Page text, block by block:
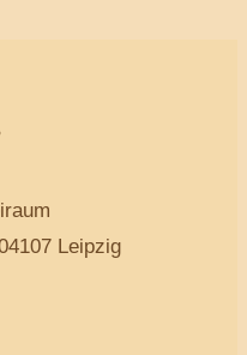
Leipzig